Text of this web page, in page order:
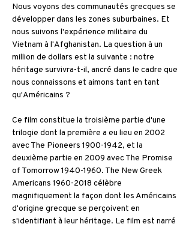
Nous voyons des communautés grecques se
développer dans les zones suburbaines. Et
nous suivons l'expérience militaire du
Vietnam à l'Afghanistan. La question à un
million de dollars est la suivante : notre
héritage survivra-t-il, ancré dans le cadre que
nous connaissons et aimons tant en tant
qu'Américains ?
Ce film constitue la troisième partie d'une
trilogie dont la première a eu lieu en 2002
avec The Pioneers 1900-1942, et la
deuxième partie en 2009 avec The Promise
of Tomorrow 1940-1960. The New Greek
Americans 1960-2018 célèbre
magnifiquement la façon dont les Américains
d'origine grecque se perçoivent en
s'identifiant à leur héritage. Le film est narré